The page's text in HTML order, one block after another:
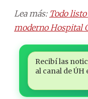
Lea más: Todo
moderno Hospital
Recibí las
al canal de ÚH